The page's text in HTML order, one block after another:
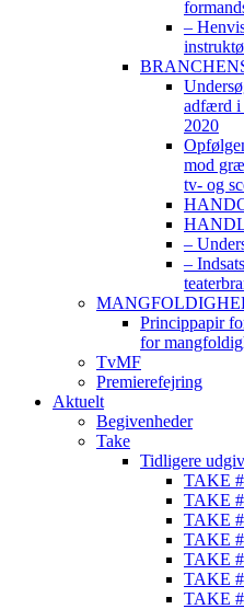
–
adfærd i
2020
mod
tv- og
–
–
Princippapir
for
TvMF
Premierefejring
Aktuelt
Begivenheder
Take
Tidligere
TAKE
TAKE
TAKE
TAKE
TAKE
TAKE
TAKE